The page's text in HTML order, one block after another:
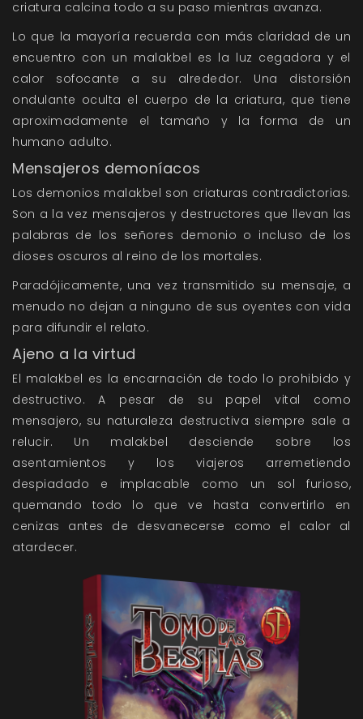
criatura calcina todo a su paso mientras avanza.
Lo que la mayoría recuerda con más claridad de un
encuentro con un malakbel es la luz cegadora y el
calor sofocante a su alrededor. Una distorsión
ondulante oculta el cuerpo de la criatura, que tiene
aproximadamente el tamaño y la forma de un
humano adulto.
Mensajeros demoníacos
Los demonios malakbel son criaturas contradictorias.
Son a la vez mensajeros y destructores que llevan las
palabras de los señores demonio o incluso de los
dioses oscuros al reino de los mortales.
Paradójicamente, una vez transmitido su mensaje, a
menudo no dejan a ninguno de sus oyentes con vida
para difundir el relato.
Ajeno a la virtud
El malakbel es la encarnación de todo lo prohibido y
destructivo. A pesar de su papel vital como
mensajero, su naturaleza destructiva siempre sale a
relucir. Un malakbel desciende sobre los
asentamientos y los viajeros arremetiendo
despiadado e implacable como un sol furioso,
quemando todo lo que ve hasta convertirlo en
cenizas antes de desvanecerse como el calor al
atardecer.